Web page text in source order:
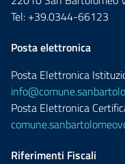
Tel: +39.0344-66123
Posta elettronica
Posta Elettronica
Posta Elettronica
Riferimenti Fiscali